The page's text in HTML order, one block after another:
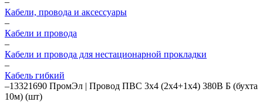
Кабели, провода и аксессуары
–
Кабели и провода
–
Кабели и провода для нестационарной прокладки
–
Кабель гибкий
–13321690 ПромЭл | Провод ПВС 3х4 (2х4+1х4) 380В Б (бухта
10м) (шт)